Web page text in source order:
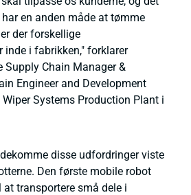
en anden måde at tømme
der forskellige
inde i fabrikken," forklarer
Supply Chain Manager &
Engineer and Development
Systems Production Plant i
disse udfordringer viste
Den første mobile robot
transportere små dele i